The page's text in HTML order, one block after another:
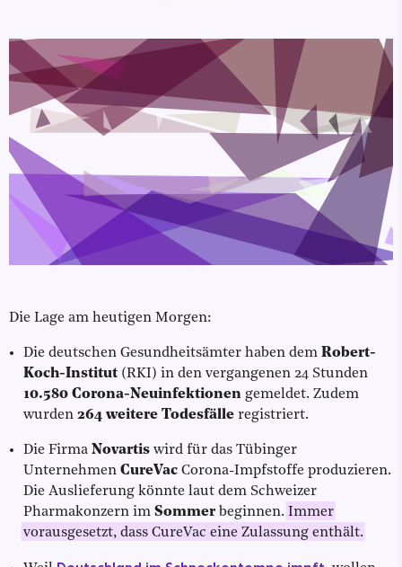
Die Lage am heutigen Morgen:
Die deutschen Gesundheitsämter haben dem Robert-
Koch-Institut (RKI) in den vergangenen 24 Stunden
10.580 Corona-Neuinfektionen gemeldet. Zudem
wurden 264 weitere Todesfälle registriert.
Die Firma Novartis wird für das Tübinger
Unternehmen CureVac Corona-Impfstoffe produzieren.
Die Auslieferung könnte laut dem Schweizer
Pharmakonzern im Sommerbeginnen. Immer
vorausgesetzt, dass CureVac eine Zulassung enthält.